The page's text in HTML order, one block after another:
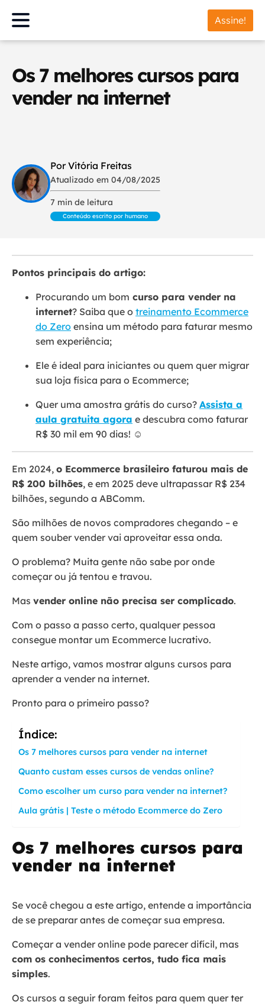
Assine!
Os 7 melhores cursos para
vender na internet
Por Vitória Freitas
Atualizado em 04/08/2025
7 min de leitura
Conteúdo escrito por humano
Pontos principais do artigo:
Procurando um bom curso para vender na
internet? Saiba que o treinamento Ecommerce
do Zero ensina um método para faturar mesmo
sem experiência;
Ele é ideal para iniciantes ou quem quer migrar
sua loja física para o Ecommerce;
Quer uma amostra grátis do curso? Assista a
aula gratuita agora e descubra como faturar
R$ 30 mil em 90 dias! ☺️
Em 2024, o Ecommerce brasileiro faturou mais de
R$ 200 bilhões, e em 2025 deve ultrapassar R$ 234
bilhões, segundo a ABComm.
São milhões de novos compradores chegando – e
quem souber vender vai aproveitar essa onda.
O problema? Muita gente não sabe por onde
começar ou já tentou e travou.
Mas vender online não precisa ser complicado.
Com o passo a passo certo, qualquer pessoa
consegue montar um Ecommerce lucrativo.
Neste artigo, vamos mostrar alguns cursos para
aprender a vender na internet.
Pronto para o primeiro passo?
Índice:
Os 7 melhores cursos para vender na internet
Quanto custam esses cursos de vendas online?
Como escolher um curso para vender na internet?
Aula grátis | Teste o método Ecommerce do Zero
Os 7 melhores cursos para
vender na internet
Se você chegou a este artigo, entende a importância
de se preparar antes de começar sua empresa.
Começar a vender online pode parecer difícil, mas
com os conhecimentos certos, tudo fica mais
simples.
Os cursos a seguir foram feitos para quem quer ter